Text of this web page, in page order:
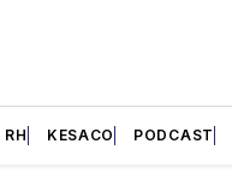
RH KESACO PODCAST